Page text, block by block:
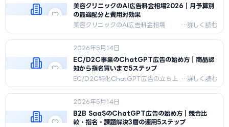
SEO/LLMOへの影響を整理します。
美容クリニックのAI広告料金相場2026｜月予算別
の最適配分と費用対効果
美容クリニックのAI広告料金相場
2026年版。月予算30万/100万/300
万の3シナリオ別配分、チャネル別月予
算配分、ROI試算、失敗予算パターン3
例、代理店vs内製コスト比較を解説。
2026年5月14日
EC/D2C事業のChatGPT広告の始め方｜商品認
知から指名買いまで5ステップ
EC/D2C特化ChatGPT広告の立ち上
げを5ステップで完全解説。商材分析→意
図クラスタ設計→法令対応→運用開始→ROAS
判定まで、2026年5月最新の実務手順
を網羅。
2026年5月14日
B2B SaaSのChatGPT広告の始め方｜競合比
較・指名・課題解決3層の運用5ステップ